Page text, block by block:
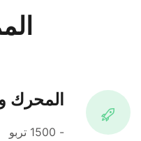
المحرك
- 1500 تربو